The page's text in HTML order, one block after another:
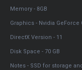
Memory - 8GB
Graphics - Nvidia GeForce
DirectX Version - 11
Disk Space - 70 GB
Notes - SSD for storage